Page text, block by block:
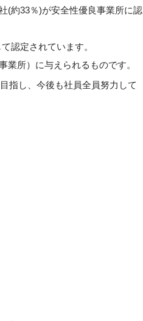
(約33％)が安全性優良事業所に認
認定されています。
業所）に与えられるものです。
指し、今後も社員全員努力して